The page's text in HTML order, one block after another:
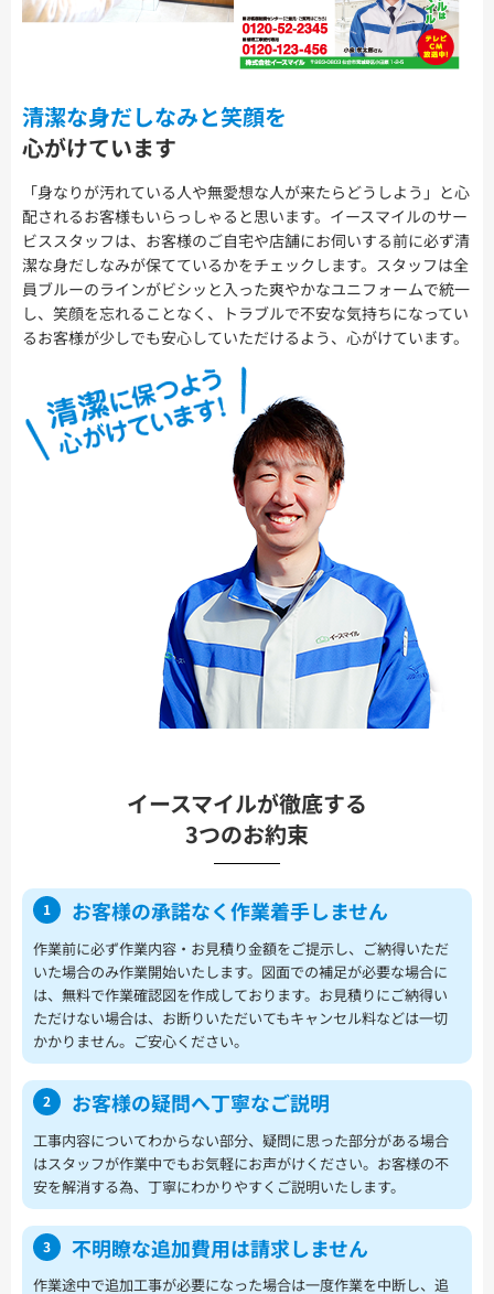
清潔な身だしなみと笑顔を
心がけています
「身なりが汚れている人や無愛想な人が来たらどうしよう」と心
配されるお客様もいらっしゃると思います。イースマイルのサー
ビススタッフは、お客様のご自宅や店舗にお伺いする前に必ず清
潔な身だしなみが保てているかをチェックします。スタッフは全
員ブルーのラインがビシッと入った爽やかなユニフォームで統一
し、笑顔を忘れることなく、トラブルで不安な気持ちになってい
るお客様が少しでも安心していただけるよう、心がけています。
イースマイルが徹底する
3つのお約束
1 お客様の承諾なく作業着手しません
作業前に必ず作業内容・お見積り金額をご提示し、ご納得いただ
いた場合のみ作業開始いたします。図面での補足が必要な場合に
は、無料で作業確認図を作成しております。お見積りにご納得い
ただけない場合は、お断りいただいてもキャンセル料などは一切
かかりません。ご安心ください。
2 お客様の疑問へ丁寧なご説明
工事内容についてわからない部分、疑問に思った部分がある場合
はスタッフが作業中でもお気軽にお声がけください。お客様の不
安を解消する為、丁寧にわかりやすくご説明いたします。
3 不明瞭な追加費用は請求しません
作業途中で追加工事が必要になった場合は一度作業を中断し、追